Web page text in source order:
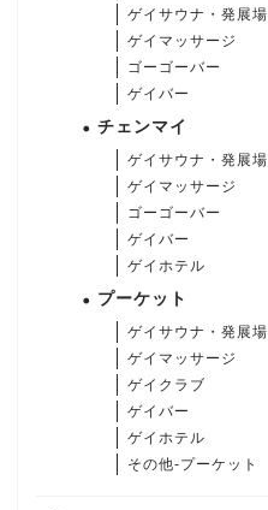
ゲイサウナ・発展場
ゲイマッサージ
ゴーゴーバー
ゲイバー
チェンマイ
ゲイサウナ・発展場
ゲイマッサージ
ゴーゴーバー
ゲイバー
ゲイホテル
プーケット
ゲイサウナ・発展場
ゲイマッサージ
ゲイクラブ
ゲイバー
ゲイホテル
その他-プーケット